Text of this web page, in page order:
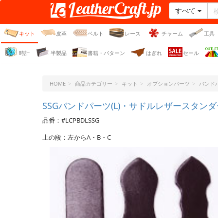
レザークラフト・ドット・
ジェーピー
すべて
キット 皮革 ベルト レース チャーム 工具
時計 半製品 書籍・パターン はぎれ セール
HOME 商品カテゴリー キット オプションパーツ バンド
SSGバンドパーツ(L)・サドルレザースタン
品番：#LCPBDLSSG
上の段：左からA・B・C